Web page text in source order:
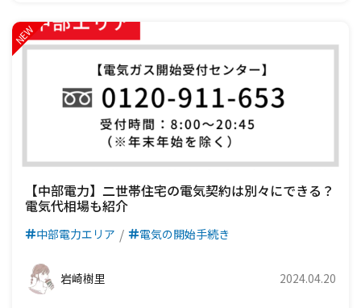
【中部電力】二世帯住宅の電気契約は別々にできる？
電気代相場も紹介
中部電力エリア 電気の開始手続き
岩崎樹里 2024.04.20